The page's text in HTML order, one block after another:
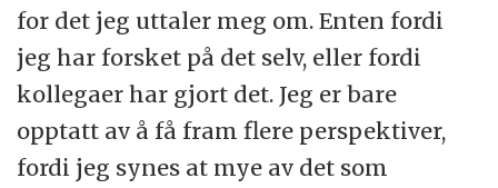
for det jeg uttaler meg om. Enten fordi
jeg har forsket på det selv, eller fordi
kollegaer har gjort det. Jeg er bare
opptatt av å få fram flere perspektiver,
fordi jeg synes at mye av det som